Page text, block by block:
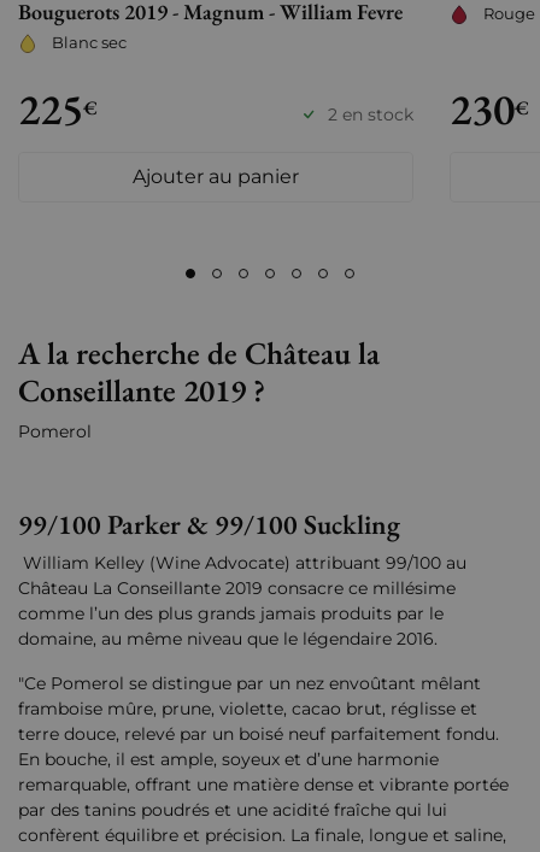
Bouguerots 2019 - Magnum - William Fevre
Blanc sec
225€ 2 en stock
Ajouter au panier
Rouge
230€
A la recherche de Château la
Conseillante 2019 ?
Pomerol
99/100 Parker & 99/100 Suckling
William Kelley (Wine Advocate) attribuant 99/100 au
Château La Conseillante 2019 consacre ce millésime
comme l’un des plus grands jamais produits par le
domaine, au même niveau que le légendaire 2016.
"Ce Pomerol se distingue par un nez envoûtant mêlant
framboise mûre, prune, violette, cacao brut, réglisse et
terre douce, relevé par un boisé neuf parfaitement fondu.
En bouche, il est ample, soyeux et d’une harmonie
remarquable, offrant une matière dense et vibrante portée
par des tanins poudrés et une acidité fraîche qui lui
confèrent équilibre et précision. La finale, longue et saline,